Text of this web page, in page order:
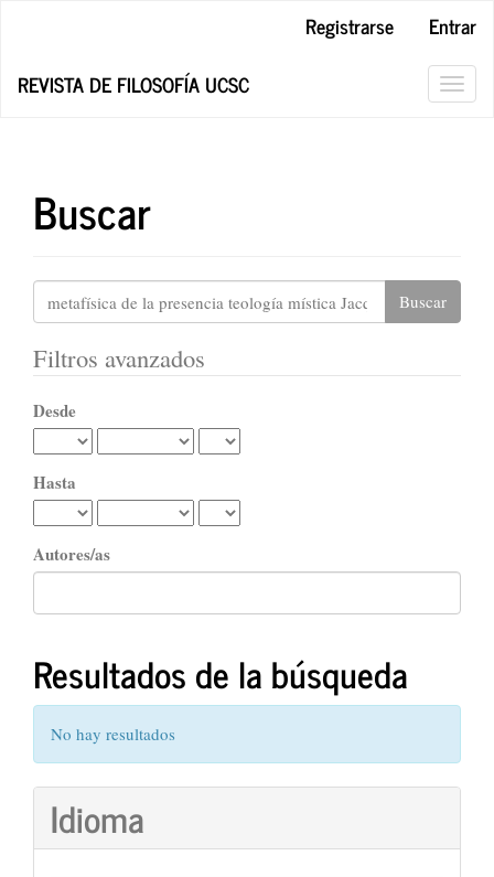
principal
Registrarse
Entrar
REVISTA DE FILOSOFÍA UCSC
Buscar
Buscar
artículos
Filtros avanzados
Desde
Hasta
Autores/as
Resultados de la búsqueda
No hay resultados
Idioma